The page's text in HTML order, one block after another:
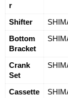
r
Shifter
Bottom
Bracket
Crank
Set
Cassette